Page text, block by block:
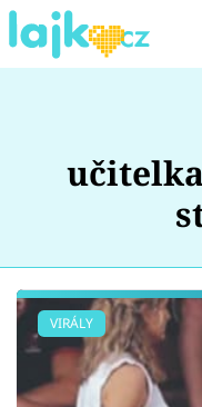
Showbyznys
Youtubeři
VIRÁLY